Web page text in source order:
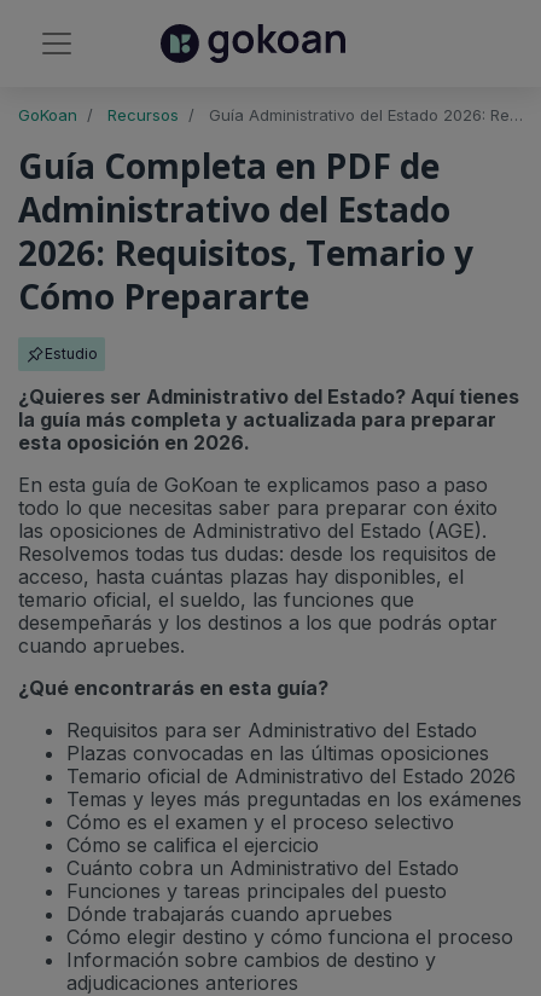
GoKoan Recursos Guía Administrativo del Estado 2026: Requisitos, Temario y Plazas | Descarga gratis
Guía Completa en PDF de
Administrativo del Estado
2026: Requisitos, Temario y
Cómo Prepararte
Estudio
¿Quieres ser Administrativo del Estado? Aquí tienes
la guía más completa y actualizada para preparar
esta oposición en 2026.
En esta guía de GoKoan te explicamos paso a paso
todo lo que necesitas saber para preparar con éxito
las oposiciones de Administrativo del Estado (AGE).
Resolvemos todas tus dudas: desde los requisitos de
acceso, hasta cuántas plazas hay disponibles, el
temario oficial, el sueldo, las funciones que
desempeñarás y los destinos a los que podrás optar
cuando apruebes.
¿Qué encontrarás en esta guía?
Requisitos para ser Administrativo del Estado
Plazas convocadas en las últimas oposiciones
Temario oficial de Administrativo del Estado 2026
Temas y leyes más preguntadas en los exámenes
Cómo es el examen y el proceso selectivo
Cómo se califica el ejercicio
Cuánto cobra un Administrativo del Estado
Funciones y tareas principales del puesto
Dónde trabajarás cuando apruebes
Cómo elegir destino y cómo funciona el proceso
Información sobre cambios de destino y
adjudicaciones anteriores